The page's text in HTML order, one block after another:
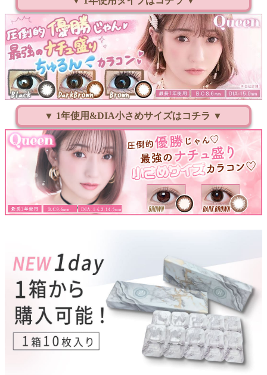
▼ 1年使用&DIA小さめサイズはコチラ ▼